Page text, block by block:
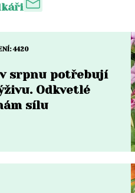
4420
srpnu potřebují
Odkvetlé
sílu